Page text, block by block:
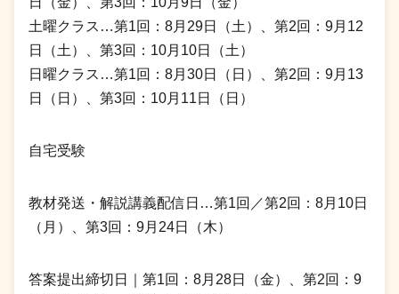
土曜クラス…第1回：8月29日（土）、第2回：9月12
日（土）、第3回：10月10日（土）
日曜クラス…第1回：8月30日（日）、第2回：9月13
日（日）、第3回：10月11日（日）
自宅受験
教材発送・解説講義配信日…第1回／第2回：8月10日
（月）、第3回：9月24日（木）
答案提出締切日｜第1回：8月28日（金）、第2回：9